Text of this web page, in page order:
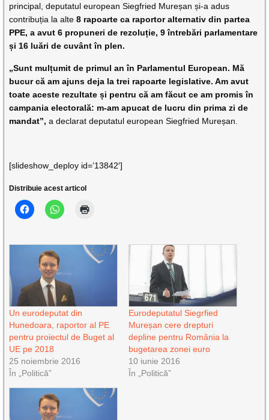
principal, deputatul european Siegfried Mureșan și-a adus
contribuția la alte8 rapoarte ca raportor alternativ din partea
PPE, a avut 6 propuneri de rezoluție, 9 întrebări parlamentare
și 16 luări de cuvânt în plen.
„Sunt mulțumit de primul an în Parlamentul European. Mă
bucur că am ajuns deja la trei rapoarte legislative. Am avut
toate aceste rezultate și pentru că am făcut ce am promis în
campania electorală: m-am apucat de lucru din prima zi de
mandat”, a declarat deputatul european Siegfried Mureșan.
[slideshow_deploy id=’13842′]
Distribuie acest articol
Un eurodeputat din
Hunedoara, raportor al PE
pentru proiectul de Buget al
UE pe 2018
25 noiembrie 2016
În „Politică”
Eurodeputatul Siegrfied
Mureșan cere drepturi
depline pentru România la
bugetarea zonei euro
10 iunie 2016
În „Politică”